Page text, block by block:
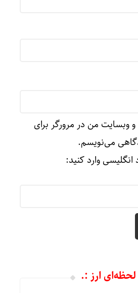
و وبسایت من در مرورگر برای
می‌نویسم.
وارد کنید:
ارز :.